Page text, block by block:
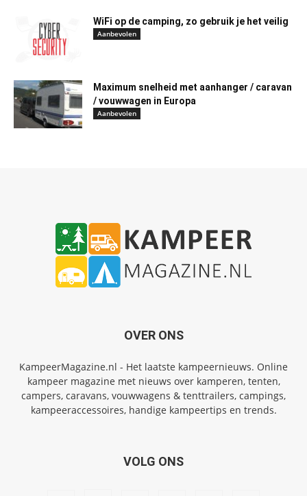
WiFi op de camping, zo gebruik je het veilig
Aanbevolen
Maximum snelheid met aanhanger / caravan
/ vouwwagen in Europa
Aanbevolen
OVER ONS
KampeerMagazine.nl - Het laatste kampeernieuws. Online
kampeer magazine met nieuws over kamperen, tenten,
campers, caravans, vouwwagens & tenttrailers, campings,
kampeeraccessoires, handige kampeertips en trends.
VOLG ONS